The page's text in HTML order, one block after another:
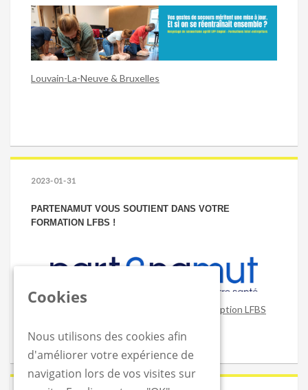
Louvain-La-Neuve & Bruxelles
2023-01-31
PARTENAMUT VOUS SOUTIENT DANS VOTRE
FORMATION LFBS !
Obtenez un remboursement sur votre inscription LFBS
Cookies
Nous utilisons des cookies afin
d'améliorer votre expérience de
navigation lors de vos visites sur